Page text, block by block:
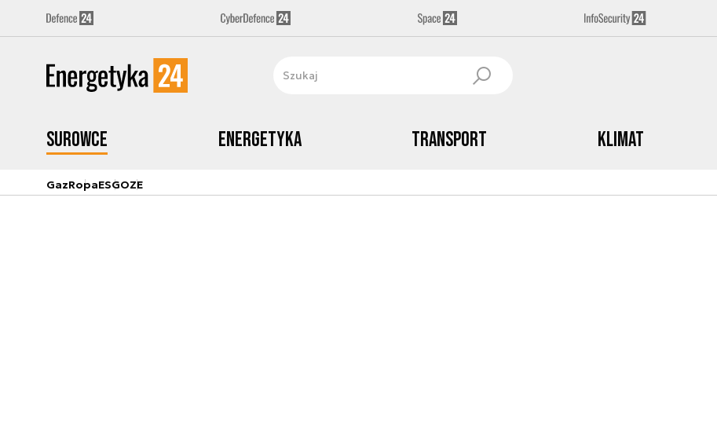
Surowce Energetyka Transport Klimat
GazRopaESGOZE